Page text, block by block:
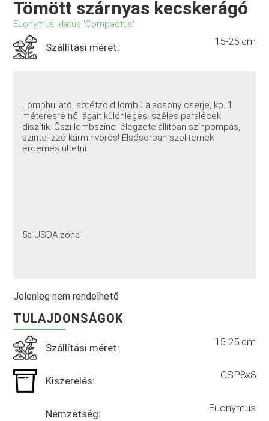
Tömött szárnyas kecskerágó
Euonymus alatus 'Compactus'
Szállítási méret: 15-25 cm
Lombhullató, sötétzöld lombú alacsony cserje, kb. 1
méteresre nő, ágait különleges, széles paralécek
díszítik. Õszi lombszíne lélegzetelállítóan színpompás,
szinte izzó kárminvörös! Elsősorban szoliternek
érdemes ültetni.
5a USDA-zóna
Jelenleg nem rendelhető
TULAJDONSÁGOK
Szállítási méret: 15-25 cm
Kiszerelés: CSP8x8
Nemzetség: Euonymus